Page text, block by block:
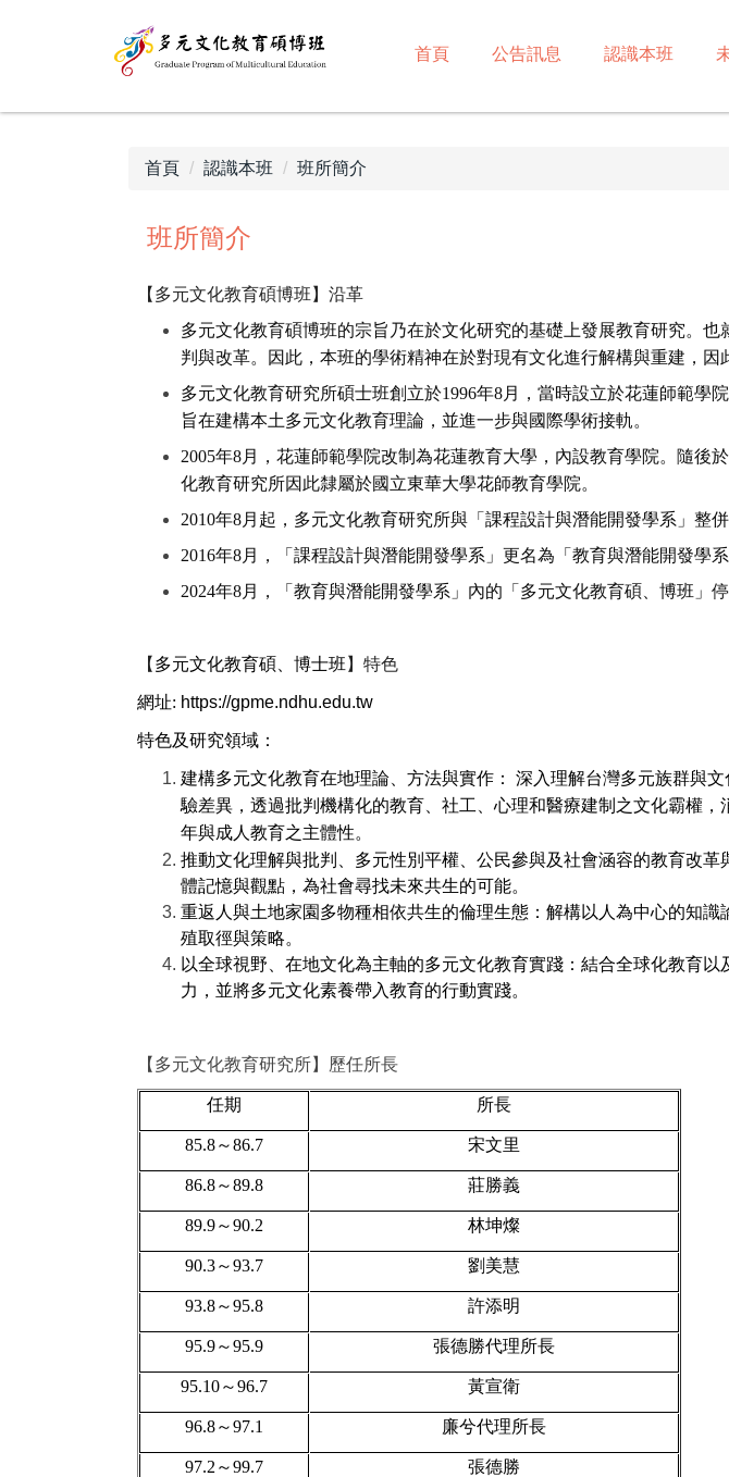
首頁 公告訊息 認識本班
首頁 認識本班 班所簡介
班所簡介
【多元文化教育碩博班】沿革
多元文化教育碩博班的宗旨乃在於文化研究的基礎上發展教育研究。 也
判與改革。因此， 本班的學術精神在於對現有文化進行解構與重建， 因
多元文化教育研究所碩士班創立於1996年8月， 當時設立於花蓮師範學院
旨在建構本土多元文化教育理論， 並進一步與國際學術接軌。
2005年8月，花蓮師範學院改制為花蓮教育大學， 內設教育學院。隨後
化教育研究所因此隸屬於國立東華大學花師教育學院。
2010年8月起，多元文化教育研究所與「 課程設計與潛能開發學系」整
2016年8月，「課程設計與潛能開發學系」更名為「 教育與潛能開發學系
2024年8月，「教育與潛能開發學系」 內的「多元文化教育碩、博班」停
【 多元文化教育碩、博士班 】特色
網址: https://gpme.ndhu.edu.tw
特色及研究領域：
建構多元文化教育在地理論、方法與實作： 深入理解台灣多元族群與文
驗差異，透過批判機構化的教育、社工、 心理和醫療建制之文化霸權，
年與成人教育之主體性。
推動文化理解與批判、多元性別平權、 公民參與及社會涵容的教育改革
體記憶與觀點，為社會尋找未來共生的可能。
重返人與土地家園多物種相依共生的倫理生態： 解構以人為中心的知識
殖取徑與策略。
以全球視野、在地文化為主軸的多元文化教育實踐： 結合全球化教育以
力， 並將多元文化素養帶入教育的行動實踐。
【多元文化教育研究所】歷任所長
任期 所長
85.8～86.7 宋文里
86.8～89.8 莊勝義
89.9～90.2 林坤燦
90.3～93.7 劉美慧
93.8～95.8 許添明
95.9～95.9 張德勝代理所長
95.10～96.7 黃宣衛
96.8～97.1 廉兮代理所長
97.2 ～99.7 張德勝